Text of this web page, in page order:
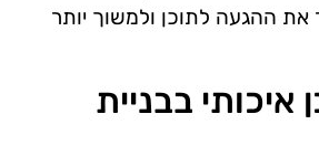
את ההגעה לתוכן ולמשוך יותר
איכותי בבניית